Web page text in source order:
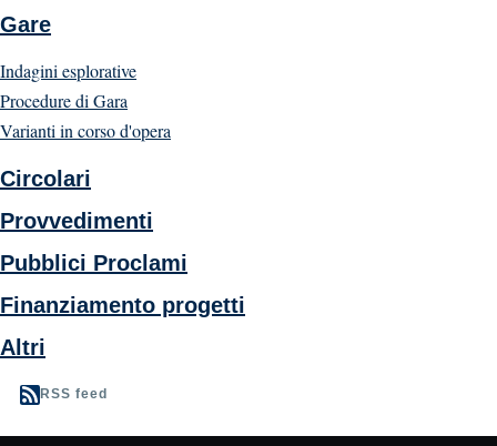
Gare
Indagini esplorative
Procedure di Gara
Varianti in corso d'opera
Circolari
Provvedimenti
Pubblici Proclami
Finanziamento progetti
Altri
RSS feed